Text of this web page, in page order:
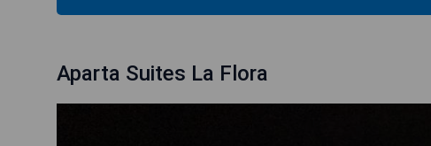
Aparta Suites La Flora